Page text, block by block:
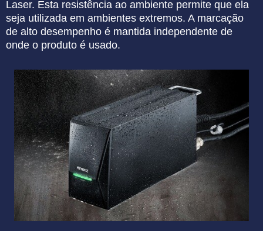
Laser. Esta resistência ao ambiente permite que ela
seja utilizada em ambientes extremos. A marcação
de alto desempenho é mantida independente de
onde o produto é usado.